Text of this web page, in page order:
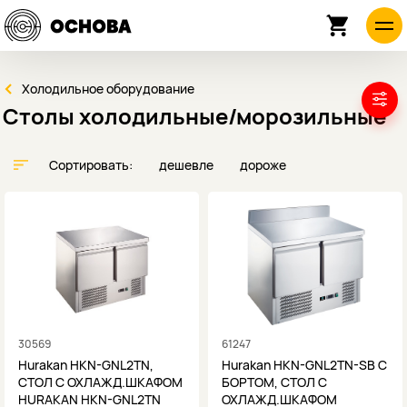
Холодильное оборудование
Столы холодильные/морозильные
Сортировать: дешевле дороже
30569
Hurakan HKN-GNL2TN,
СТОЛ С ОХЛАЖД.ШКАФОМ
HURAKAN HKN-GNL2TN
61247
Hurakan HKN-GNL2TN-SB С
БОРТОМ, СТОЛ С
ОХЛАЖД.ШКАФОМ